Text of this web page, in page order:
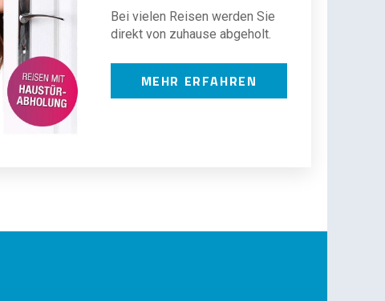
Bei vielen Reisen werden Sie
direkt von zuhause abgeholt.
MEHR ERFAHREN